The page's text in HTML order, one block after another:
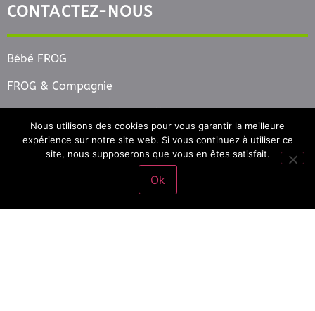
CONTACTEZ-NOUS
Bébé FROG
FROG & Compagnie
113 avenue des Frères Lumière
69008 LYON
SUIVEZ-NOUS
Nous utilisons des cookies pour vous garantir la meilleure
expérience sur notre site web. Si vous continuez à utiliser ce
site, nous supposerons que vous en êtes satisfait.
Ok